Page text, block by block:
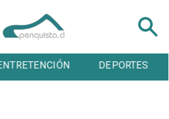
DEPORTES CULTURA